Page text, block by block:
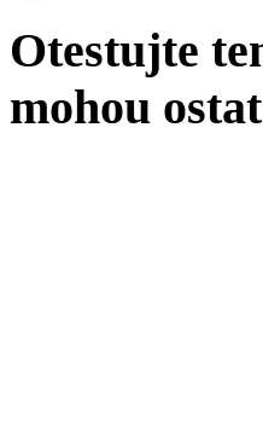
Otestujte
mohou